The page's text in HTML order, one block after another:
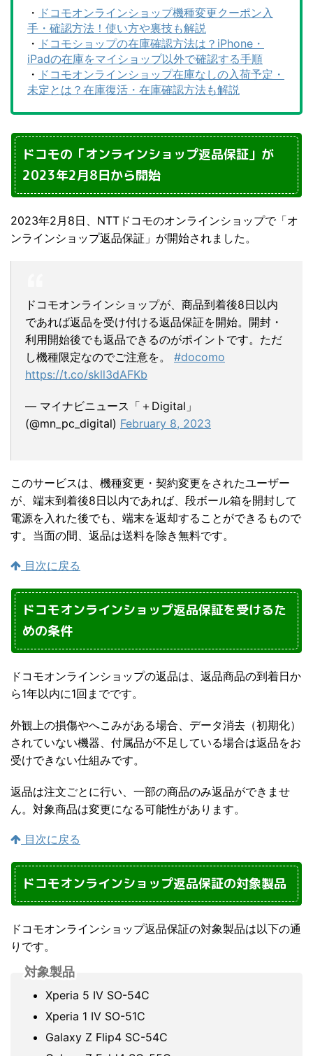
・ ドコモオンラインショップ機種変更クーポン入
手・確認方法！使い方や裏技も解説
・ ドコモショップの在庫確認方法は？iPhone・
iPadの在庫をマイショップ以外で確認する手順
・ ドコモオンラインショップ在庫なしの入荷予定・
未定とは？在庫復活・在庫確認方法も解説
ドコモの「オンラインショップ返品保証」が
2023年2月8日から開始
2023年2月8日、NTTドコモのオンラインショップで「オ
ンラインショップ返品保証」が開始されました。
ドコモオンラインショップが、商品到着後8日以内
であれば返品を受け付ける返品保証を開始。開封・
利用開始後でも返品できるのがポイントです。ただ
し機種限定なのでご注意を。 #docomo
https://t.co/skll3dAFKb
— マイナビニュース「＋Digital」
(@mn_pc_digital) February 8, 2023
このサービスは、機種変更・契約変更をされたユーザー
が、端末到着後8日以内であれば、段ボール箱を開封して
電源を入れた後でも、端末を返却することができるもので
す。当面の間、返品は送料を除き無料です。
目次に戻る
ドコモオンラインショップ返品保証を受けるた
めの条件
ドコモオンラインショップの返品は、返品商品の到着日か
ら1年以内に1回までです。
外観上の損傷やへこみがある場合、データ消去（初期化）
されていない機器、付属品が不足している場合は返品をお
受けできない仕組みです。
返品は注文ごとに行い、一部の商品のみ返品ができませ
ん。対象商品は変更になる可能性があります。
目次に戻る
ドコモオンラインショップ返品保証の対象製品
ドコモオンラインショップ返品保証の対象製品は以下の通
りです。
対象製品
Xperia 5 IV SO-54C
Xperia 1 IV SO-51C
Galaxy Z Flip4 SC-54C